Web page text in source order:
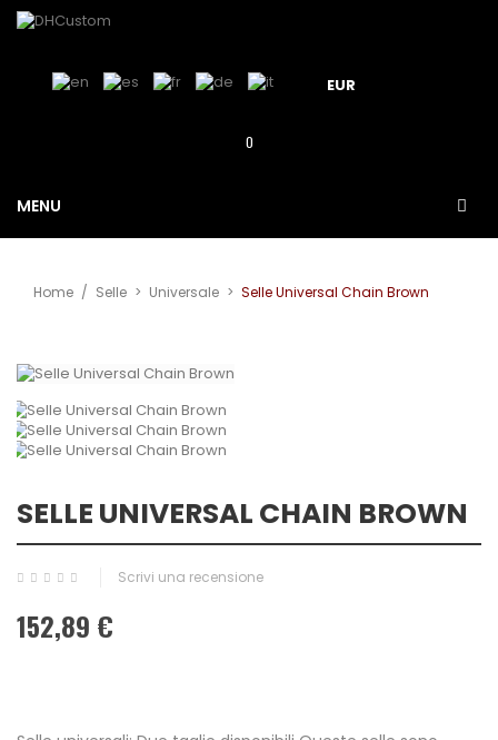
EUR
0
MENU
Home / Selle > Universale > Selle Universal Chain Brown
SELLE UNIVERSAL CHAIN BROWN
Scrivi una recensione
152,89 €